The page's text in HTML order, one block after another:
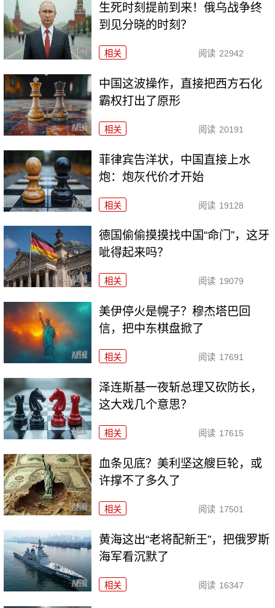
生死时刻提前到来！俄乌战争终
到见分晓的时刻？
相关 阅读 22942
中国这波操作，直接把西方石化
霸权打出了原形
相关 阅读 20191
菲律宾告洋状，中国直接上水
炮：炮灰代价才开始
相关 阅读 19128
德国偷偷摸摸找中国“命门”，这牙
呲得起来吗？
相关 阅读 19079
美伊停火是幌子？穆杰塔巴回
信，把中东棋盘掀了
相关 阅读 17691
泽连斯基一夜斩总理又砍防长，
这大戏几个意思？
相关 阅读 17615
血条见底？美利坚这艘巨轮，或
许撑不了多久了
相关 阅读 17501
黄海这出“老将配新王”，把俄罗斯
海军看沉默了
相关 阅读 16347